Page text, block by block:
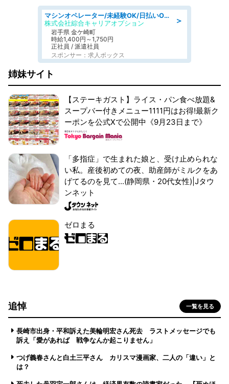
＞
マシンオペレーター/未経験OK/日払いOK/寮完備/交替制/20・30・40代活躍中
株式会社綜合キャリアオプション
岩手県 金ケ崎町
時給1,400円～1,750円
正社員 / 派遣社員
スポンサー：求人ボックス
姉妹サイト
【ステーキガスト】ライス・パン食べ放題&
スープバー付きメニュー1111円はお得!最新ク
ーポンを公式Xで公開中《9月23日まで》
「多指症」で生まれた娘と、受け止められな
い私。産後初めての夜、助産師がミルクをあ
げてるのを見て...(静岡県・20代女性)|Jタウ
ンネット
ゼロまる
追悼 一覧を見る
長崎市出身・平和訴えた美輪明宏さん死去 ラストメッセージでも
訴え「愛があれば 戦争なんか起こりません」
つげ義春さんと白土三平さん カリスマ漫画家、二人の「違い」と
は？